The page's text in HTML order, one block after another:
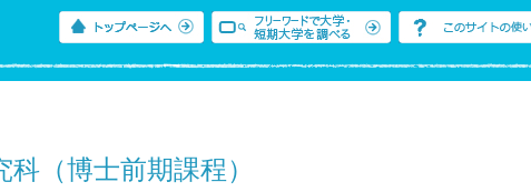
（博士前期課程）